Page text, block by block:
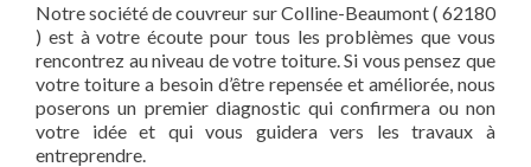
Notre société de couvreur sur Colline-Beaumont ( 62180
) est à votre écoute pour tous les problèmes que vous
rencontrez au niveau de votre toiture. Si vous pensez que
votre toiture a besoin d’être repensée et améliorée, nous
poserons un premier diagnostic qui confirmera ou non
votre idée et qui vous guidera vers les travaux à
entreprendre.